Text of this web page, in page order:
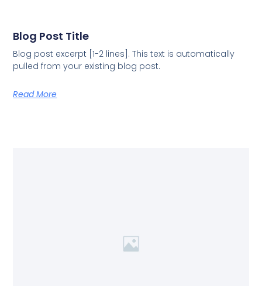
Blog Post Title
Blog post excerpt [1-2 lines]. This text is automatically
pulled from your existing blog post.
Read More